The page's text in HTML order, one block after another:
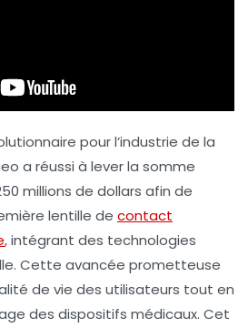
pour l’industrie de la
a réussi à lever la somme
millions de dollars afin de
lentille de contact
, intégrant des technologies
. Cette avancée prometteuse
de vie des utilisateurs tout en
des dispositifs médicaux. Cet